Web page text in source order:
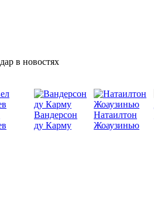
в новостях
Вандерсон
ду Карму
Натаилтон
Жоаузинью